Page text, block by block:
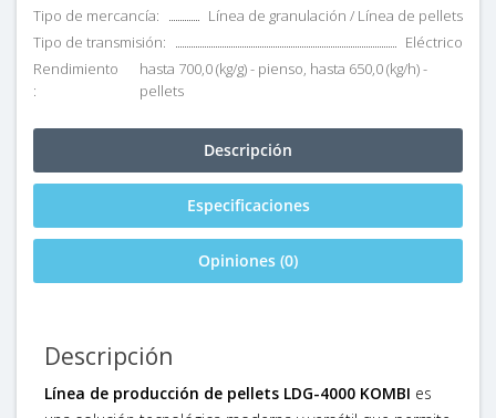
Tipo de mercancía:
Línea de granulación / Línea de pellets
Tipo de transmisión:
Eléctrico
Rendimiento
:
hasta 700,0 (kg/g) - pienso, hasta 650,0 (kg/h) -
pellets
Descripción
Especificaciones
Opiniones (0)
Descripción
Línea de producción de pellets LDG-4000 KOMBI es